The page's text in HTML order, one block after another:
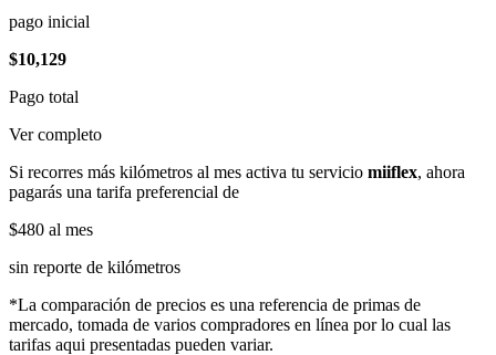
pago inicial
$10,129
Pago total
Ver completo
Si recorres más kilómetros al mes activa tu servicio miiflex, ahora
pagarás una tarifa preferencial de
$480 al mes
sin reporte de kilómetros
*La comparación de precios es una referencia de primas de
mercado, tomada de varios compradores en línea por lo cual las
tarifas aqui presentadas pueden variar.